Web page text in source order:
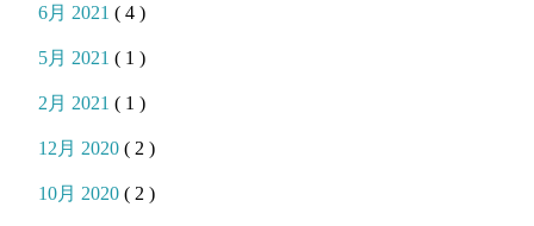
6月 2021( 4 )
5月 2021( 1 )
2月 2021( 1 )
12月 2020( 2 )
10月 2020( 2 )